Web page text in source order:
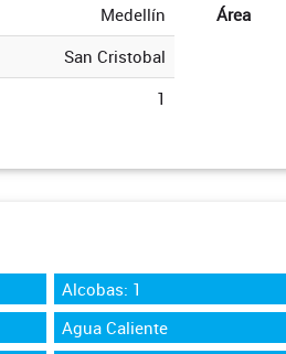
Medellín
San Cristobal
1
Área
Alcobas: 1
Agua Caliente